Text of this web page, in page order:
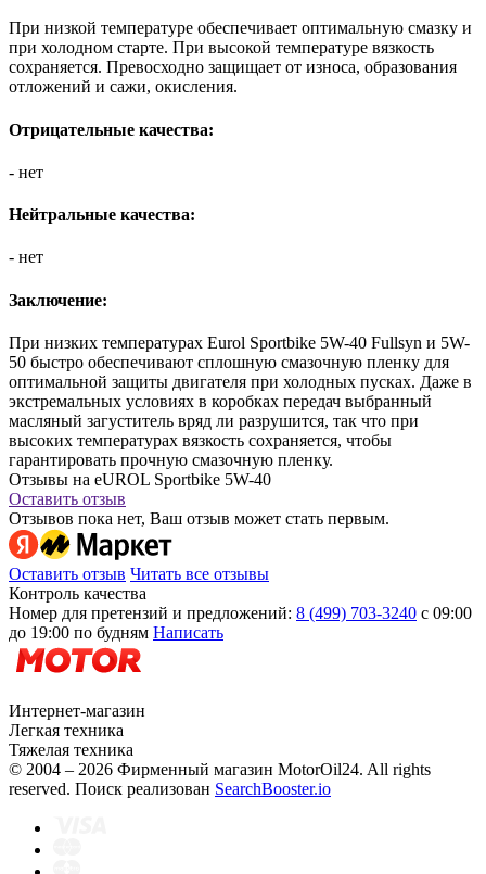
При низкой температуре обеспечивает оптимальную смазку и
при холодном старте. При высокой температуре вязкость
сохраняется. Превосходно защищает от износа, образования
отложений и сажи, окисления.
Отрицательные качества:
- нет
Нейтральные качества:
- нет
Заключение:
При низких температурах Eurol Sportbike 5W-40 Fullsyn и 5W-
50 быстро обеспечивают сплошную смазочную пленку для
оптимальной защиты двигателя при холодных пусках. Даже в
экстремальных условиях в коробках передач выбранный
масляный загуститель вряд ли разрушится, так что при
высоких температурах вязкость сохраняется, чтобы
гарантировать прочную смазочную пленку.
Отзывы на eUROL Sportbike 5W-40
Оставить отзыв
Отзывов пока нет, Ваш отзыв может стать первым.
Оставить отзыв Читать все отзывы
Контроль качества
Номер для претензий и предложений: 8 (499) 703-3240 с 09:00
до 19:00 по будням Написать
Интернет-магазин
Легкая техника
Тяжелая техника
© 2004 – 2026 Фирменный магазин MotorOil24. All rights
reserved. Поиск реализован SearchBooster.io